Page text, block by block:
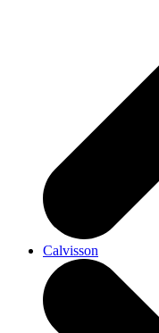
Calvisson